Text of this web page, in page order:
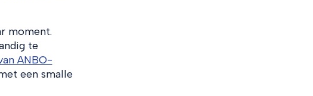
moment.
te
ANBO-
een smalle